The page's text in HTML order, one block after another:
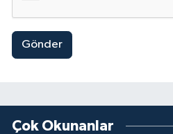
Gönder
Çok Okunanlar